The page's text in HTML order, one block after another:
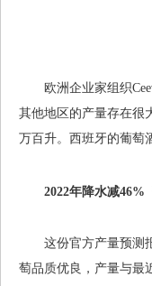
欧洲企业家组织Ceev
其他地区的产量存在很
万百升。西班牙的葡萄
2022年降水减46%
这份官方产量预测报
萄品质优良，产量与最